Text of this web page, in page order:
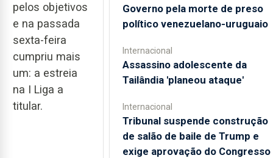
pelos objetivos
e na passada
sexta-feira
cumpriu mais
um: a estreia
na I Liga a
titular.
Governo pela morte de preso
político venezuelano-uruguaio
Internacional
Assassino adolescente da
Tailândia 'planeou ataque'
Internacional
Tribunal suspende construção
de salão de baile de Trump e
exige aprovação do Congresso